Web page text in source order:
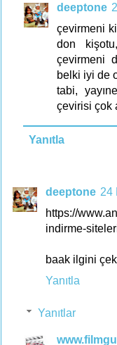
deeptone
çevirmeni
don
çevirmeni
belki iyi de
tabi,
çevirisi çok
Yanıtla
deeptone 24
https://
indirme-
baak ilgini
Yanıtla
Yanıtlar